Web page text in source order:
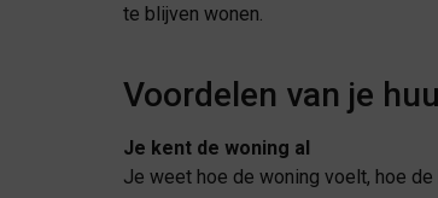
te blijven wonen.
Voordelen van je
Je kent de woning al
Je weet hoe de woning voelt, hoe